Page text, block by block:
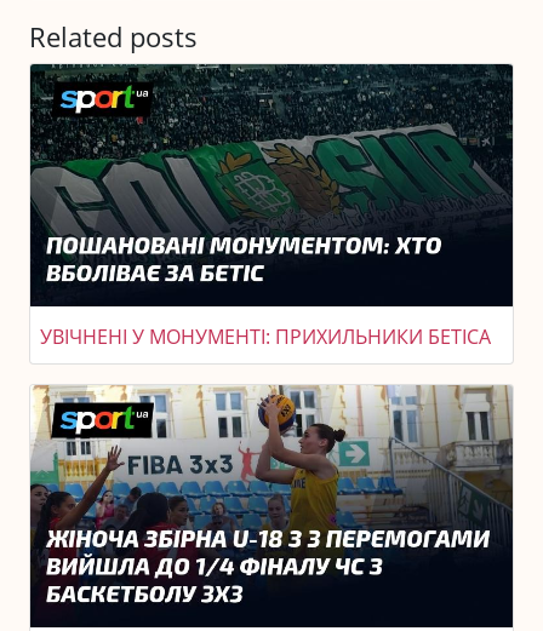
Related posts
УВІЧНЕНІ У МОНУМЕНТІ: ПРИХИЛЬНИКИ БЕТІСА